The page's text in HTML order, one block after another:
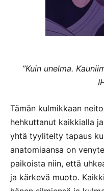
”Kuin unelma.
Tämän kulmikkaan
hehkuttanut kaikkialla
yhtä tyylitelty tapaus
anatomiaansa on
paikoista niin, että
ja kärkevä muoto.